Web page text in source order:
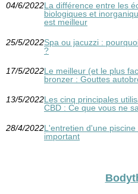
04/6/2022La différence entre les
biologiques et
est meilleur
25/5/2022Spa ou jacuzzi :
?
17/5/2022Le meilleur (et le plus
bronzer : Gouttes
13/5/2022Les cinq principales
CBD : Ce que vous ne
28/4/2022L'entretien d'une
important